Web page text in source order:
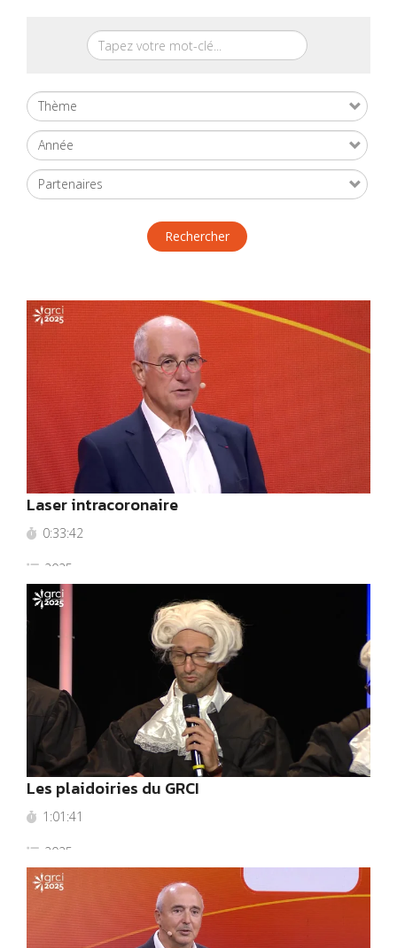
Rechercher
Laser intracoronaire
0:33:42
2025
Les plaidoiries du GRCI
1:01:41
2025